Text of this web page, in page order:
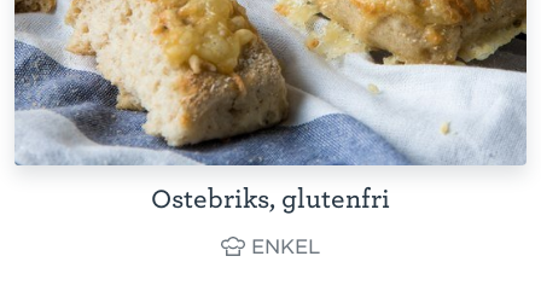
Ostebriks, glutenfri
ENKEL